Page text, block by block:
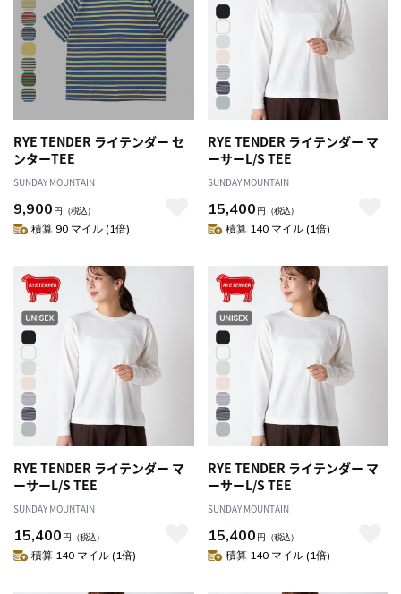
RYE TENDER ライテンダー セ
ンターTEE
SUNDAY MOUNTAIN
9,900 円 （税込）
積算 90 マイル (1倍)
RYE TENDER ライテンダー マ
ーサーL/S TEE
SUNDAY MOUNTAIN
15,400 円 （税込）
積算 140 マイル (1倍)
RYE TENDER ライテンダー マ
ーサーL/S TEE
SUNDAY MOUNTAIN
15,400 円 （税込）
積算 140 マイル (1倍)
RYE TENDER ライテンダー マ
ーサーL/S TEE
SUNDAY MOUNTAIN
15,400 円 （税込）
積算 140 マイル (1倍)